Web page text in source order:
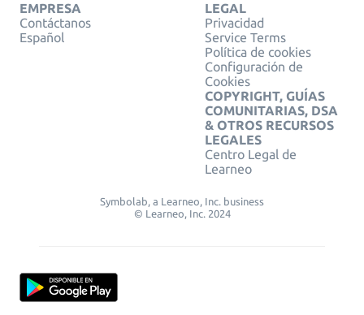
EMPRESA
Contáctanos
Español
LEGAL
Privacidad
Service Terms
Política de cookies
Configuración de
Cookies
COPYRIGHT, GUÍAS
COMUNITARIAS, DSA
& OTROS RECURSOS
LEGALES
Centro Legal de
Learneo
Symbolab, a Learneo, Inc. business
© Learneo, Inc. 2024